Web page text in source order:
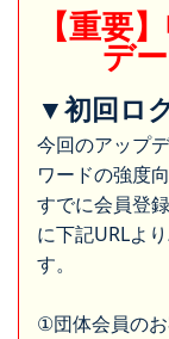
【重要
デ
▼初回ロ
今回のアップ
ワードの強度
すでに会員登
に下記URLよ
す。
①団体会員の